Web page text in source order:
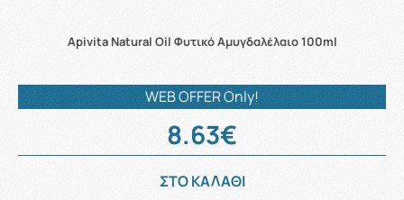
Apivita Natural Oil Φυτικό Αμυγδαλέλαιο 100ml
WEB OFFER Only!
8.63€
ΣΤΟ ΚΑΛΑΘΙ